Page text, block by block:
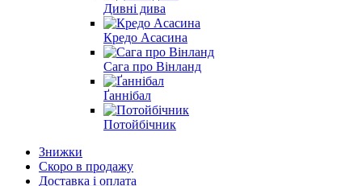
Дивні дива
Кредо Асасина
Сага про Вінланд
Ґаннібал
Потойбічник
Знижки
Скоро в продажу
Доставка і оплата